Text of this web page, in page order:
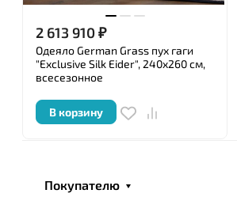
2 613 910₽
Одеяло German Grass пух гаги
"Exclusive Silk Eider", 240x260 см,
всесезонное
В корзину
Покупателю